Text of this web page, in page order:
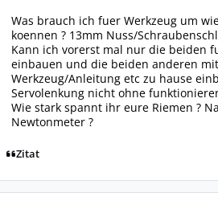
Was brauch ich fuer Werkzeug um
koennen ? 13mm Nuss/
Kann ich vorerst mal nur die beiden
einbauen und die beiden anderen
Werkzeug/Anleitung etc zu hause
Servolenkung nicht ohne
Wie stark spannt ihr eure Riemen ?
Newtonmeter ?
Zitat